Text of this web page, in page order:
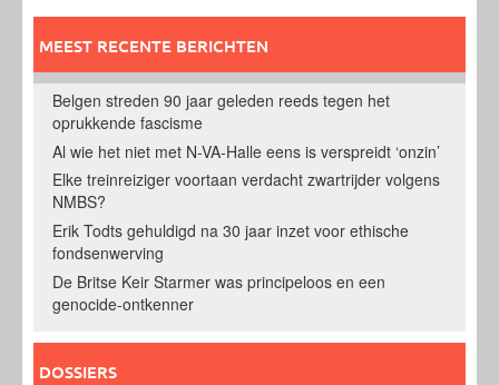
MEEST RECENTE BERICHTEN
Belgen streden 90 jaar geleden reeds tegen het
oprukkende fascisme
Al wie het niet met N-VA-Halle eens is verspreidt ‘onzin’
Elke treinreiziger voortaan verdacht zwartrijder volgens
NMBS?
Erik Todts gehuldigd na 30 jaar inzet voor ethische
fondsenwerving
De Britse Keir Starmer was principeloos en een
genocide-ontkenner
DOSSIERS